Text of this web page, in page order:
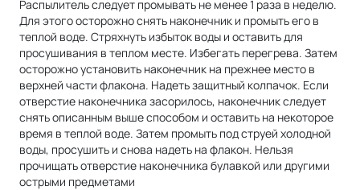
Распылитель следует промывать не менее 1 раза в неделю.
Для этого осторожно снять наконечник и промыть его в
теплой воде. Стряхнуть избыток воды и оставить для
просушивания в теплом месте. Избегать перегрева. Затем
осторожно установить наконечник на прежнее место в
верхней части флакона. Надеть защитный колпачок. Если
отверстие наконечника засорилось, наконечник следует
снять описанным выше способом и оставить на некоторое
время в теплой воде. Затем промыть под струей холодной
воды, просушить и снова надеть на флакон. Нельзя
прочищать отверстие наконечника булавкой или другими
острыми предметами